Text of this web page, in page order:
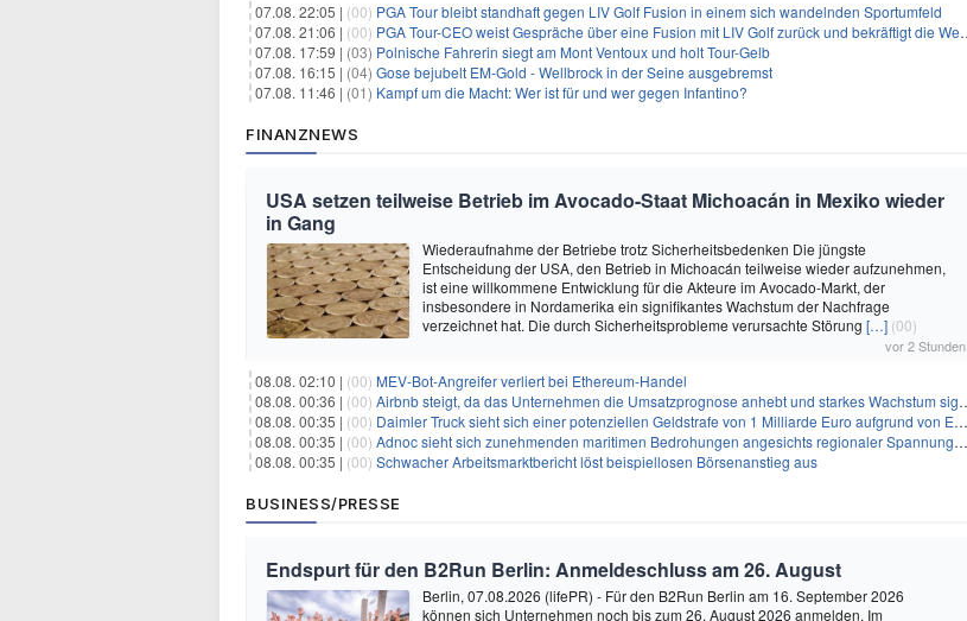
07.08. 22:05 | (00) PGA Tour bleibt standhaft gegen LIV Golf Fusion in einem sich wandelnden Sportumfeld
07.08. 21:06 | (00) PGA Tour-CEO weist Gespräche über eine Fusion mit LIV Golf zurück und bekräftigt die Wettbewerbslandschaft
07.08. 17:59 | (03) Polnische Fahrerin siegt am Mont Ventoux und holt Tour-Gelb
07.08. 16:15 | (04) Gose bejubelt EM-Gold - Wellbrock in der Seine ausgebremst
07.08. 11:46 | (01) Kampf um die Macht: Wer ist für und wer gegen Infantino?
FINANZNEWS
USA setzen teilweise Betrieb im Avocado-Staat Michoacán in Mexiko wieder
in Gang
Wiederaufnahme der Betriebe trotz Sicherheitsbedenken Die jüngste
Entscheidung der USA, den Betrieb in Michoacán teilweise wieder aufzunehmen,
ist eine willkommene Entwicklung für die Akteure im Avocado-Markt, der
insbesondere in Nordamerika ein signifikantes Wachstum der Nachfrage
verzeichnet hat. Die durch Sicherheitsprobleme verursachte Störung […] (00)
vor 2 Stunden
08.08. 02:10 | (00) MEV-Bot-Angreifer verliert bei Ethereum-Handel
08.08. 00:36 | (00) Airbnb steigt, da das Unternehmen die Umsatzprognose anhebt und starkes Wachstum signalisiert
08.08. 00:35 | (00) Daimler Truck sieht sich einer potenziellen Geldstrafe von 1 Milliarde Euro aufgrund von EU-Emissionsvorschriften gegenüber
08.08. 00:35 | (00) Adnoc sieht sich zunehmenden maritimen Bedrohungen angesichts regionaler Spannungen gegenüber
08.08. 00:35 | (00) Schwacher Arbeitsmarktbericht löst beispiellosen Börsenanstieg aus
BUSINESS/PRESSE
Endspurt für den B2Run Berlin: Anmeldeschluss am 26. August
Berlin, 07.08.2026 (lifePR) - Für den B2Run Berlin am 16. September 2026
können sich Unternehmen noch bis zum 26. August 2026 anmelden. Im